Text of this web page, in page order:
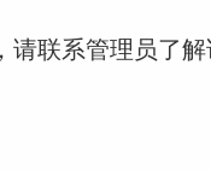
请联系管理员了